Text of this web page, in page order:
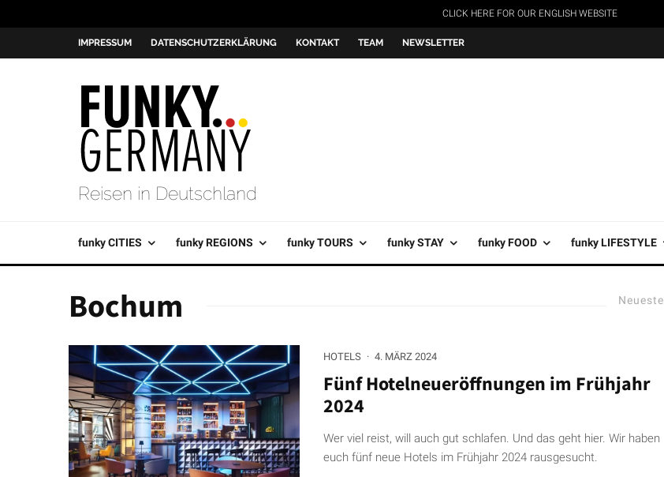
CLICK HERE FOR OUR ENGLISH WEBSITE
IMPRESSUM DATENSCHUTZERKLÄRUNG KONTAKT TEAM NEWSLETTER
Reisen in Deutschland
funky CITIES funky REGIONS funky TOURS funky STAY funky FOOD funky LIFESTYLE
Neueste
Bochum
HOTELS · 4. MÄRZ 2024
Fünf Hotelneueröffnungen im Frühjahr
2024
Wer viel reist, will auch gut schlafen. Und das geht hier. Wir haben
euch fünf neue Hotels im Frühjahr 2024 rausgesucht.